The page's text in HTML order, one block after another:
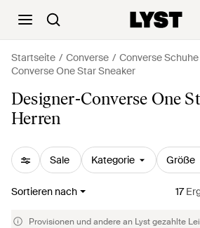
Startseite Converse Converse Schuhe
Converse One Star Sneaker
Designer-Converse One
Herren
Sale Kategorie Größe
Sortieren nach 17
Provisionen und andere an Lyst gezahlte